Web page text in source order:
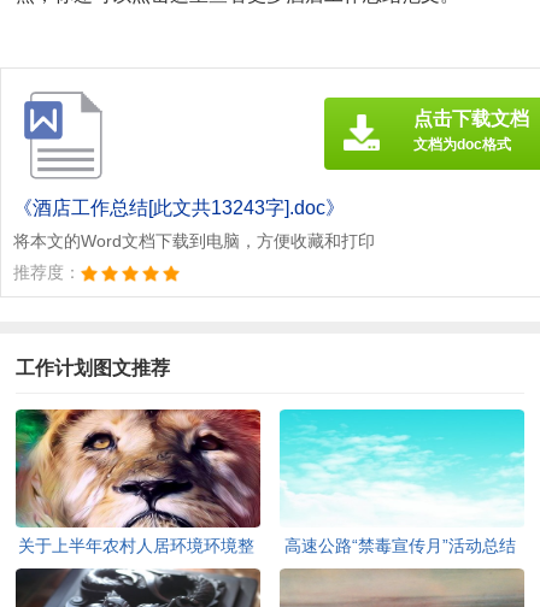
《酒店工作总结[此文共13243字].doc》
将本文的Word文档下载到电脑，方便收藏和打印
推荐度：
点击下载文档
文档为doc格式
工作计划图文推荐
关于上半年农村人居环境环境整
治工作总结暨第二季度检查情况
高速公路“禁毒宣传月”活动总结
[此文共710字]